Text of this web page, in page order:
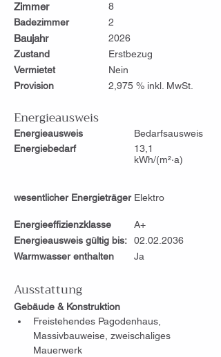
Zimmer
8
Badezimmer
2
Baujahr
2026
Zustand
Erstbezug
Vermietet
Nein
Provision
2,975 % inkl. MwSt.
Energieausweis
Energieausweis
Bedarfsausweis
Energiebedarf
13,1
kWh/(m²·a)
wesentlicher Energieträger Elektro
Energieeffizienzklasse
A+
Energieausweis gültig bis:
02.02.2036
Warmwasser enthalten
Ja
Ausstattung
Gebäude & Konstruktion
Freistehendes Pagodenhaus,
Massivbauweise, zweischaliges
Mauerwerk